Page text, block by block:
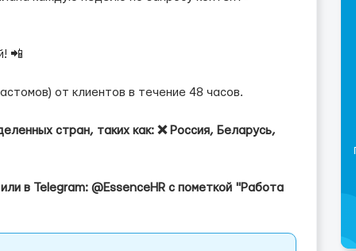
📲
от клиентов в течение 48 часов.
стран, таких как: ❌ Россия, Беларусь,
в Telegram: @EssenceHR с пометкой "Работа